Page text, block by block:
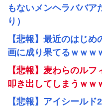
もないメンヘラババア
り）
【悲報】最近のはじ
画に成り果てるｗｗｗ
【悲報】麦わらのル
叩き出してしまうｗｗ
【悲報】アイシール